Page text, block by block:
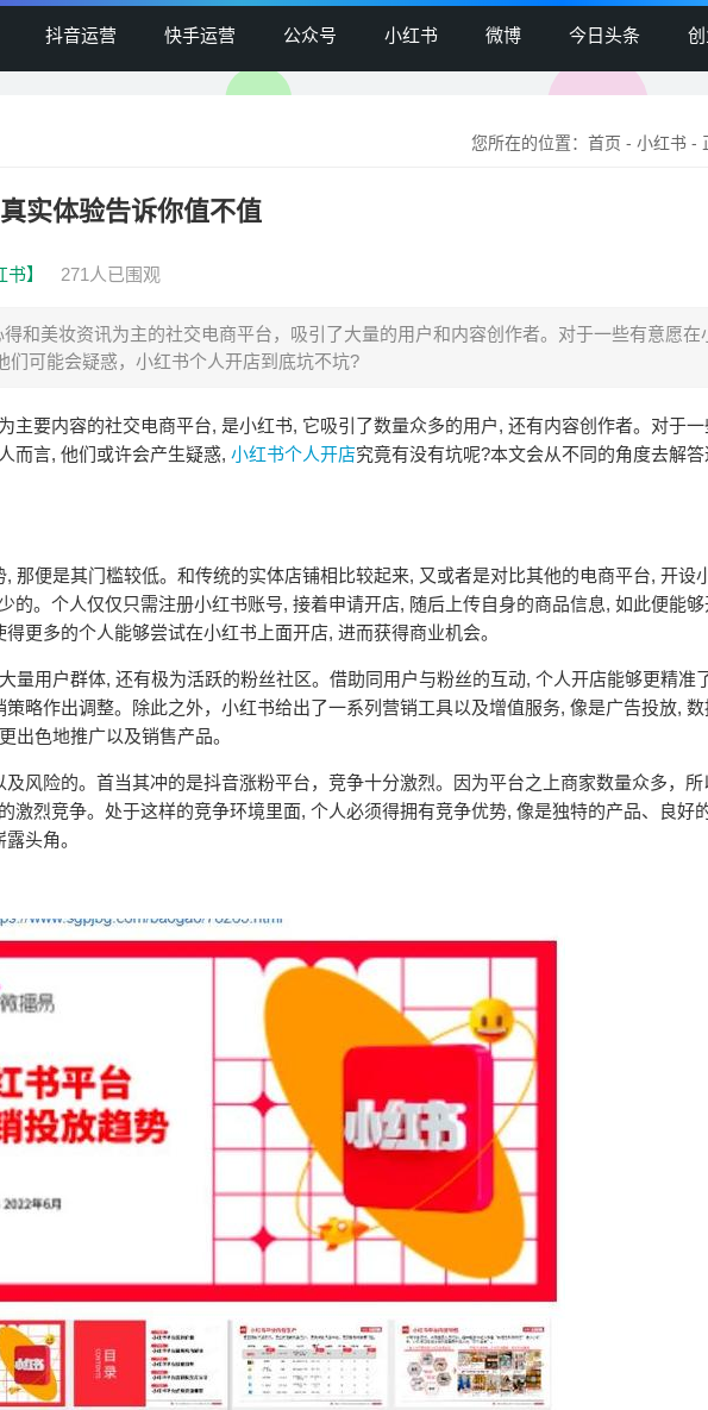
抖音运营 快手运营 公众号 小红书 微博 今日头条
您所在的位置： 首页 - 小红书 -
实体验告诉你值不值
书】 271人已围观
和美妆资讯为主的社交电商平台，吸引了大量的用户和内容创作者。对于一些有意愿在
们可能会疑惑，小红书个人开店到底坑不坑?
主要内容的社交电商平台, 是小红书, 它吸引了数量众多的用户, 还有内容创作者。对于一
而言, 他们或许会产生疑惑, 小红书个人开店究竟有没有坑呢?本文会从不同的角度去解答
那便是其门槛较低。和传统的实体店铺相比较起来, 又或者是对比其他的电商平台, 开设
的。个人仅仅只需注册小红书账号, 接着申请开店, 随后上传自身的商品信息, 如此便能够
更多的个人能够尝试在小红书上面开店, 进而获得商业机会。
量用户群体, 还有极为活跃的粉丝社区。借助同用户与粉丝的互动, 个人开店能够更精准
略作出调整。除此之外，小红书给出了一系列营销工具以及增值服务, 像是广告投放, 数
出色地推广以及销售产品。
风险的。首当其冲的是抖音涨粉平台，竞争十分激烈。因为平台之上商家数量众多，所
激烈竞争。处于这样的竞争环境里面, 个人必须得拥有竞争优势, 像是独特的产品、良好
头角。